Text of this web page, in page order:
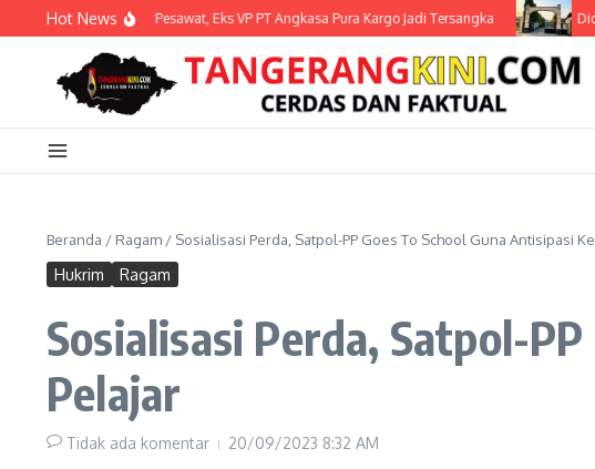
Lewati ke konten
Hot News
Korupsi Charter Pesawat, Eks VP PT Angkasa Pura Kargo Jadi Tersangka Diduga
Beranda / Ragam / Sosialisasi Perda, Satpol-PP Goes To School Guna Antisipasi
Hukrim Ragam
Sosialisasi Perda, Satpol-
Pelajar
Tidak ada komentar 20/09/2023 8:32 AM